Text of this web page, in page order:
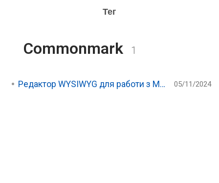
Тег
Commonmark 1
Редактор WYSIWYG для работи з Markdown та бібліотеки для обробки Markdown 05/11/2024